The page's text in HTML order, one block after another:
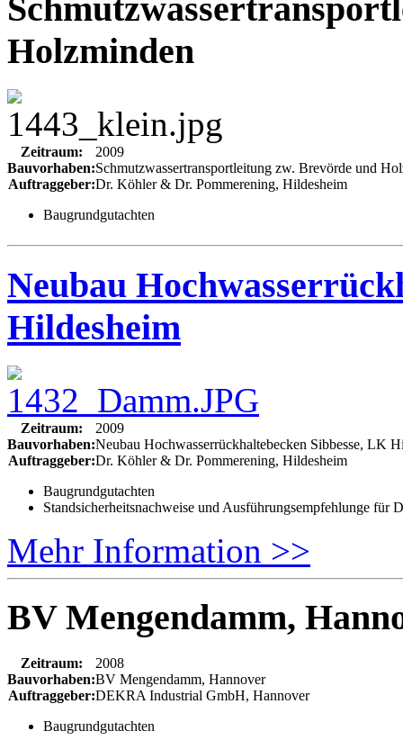
Holzminden
Zeitraum:
2009
Bauvorhaben:Schmutzwassertransportleitung zw. Brevörde und
Auftraggeber:Dr. Köhler & Dr. Pommerening, Hildesheim
Baugrundgutachten
Neubau
Hildesheim
Zeitraum:
2009
Bauvorhaben:Neubau Hochwasserrückhaltebecken Sibbesse, LK
Auftraggeber:Dr. Köhler & Dr. Pommerening, Hildesheim
Baugrundgutachten
Standsicherheitsnachweise und Ausführungsempfehlunge für
Mehr Information >>
BV Mengendamm,
Zeitraum:
2008
Bauvorhaben:BV Mengendamm, Hannover
Auftraggeber:DEKRA Industrial GmbH, Hannover
Baugrundgutachten